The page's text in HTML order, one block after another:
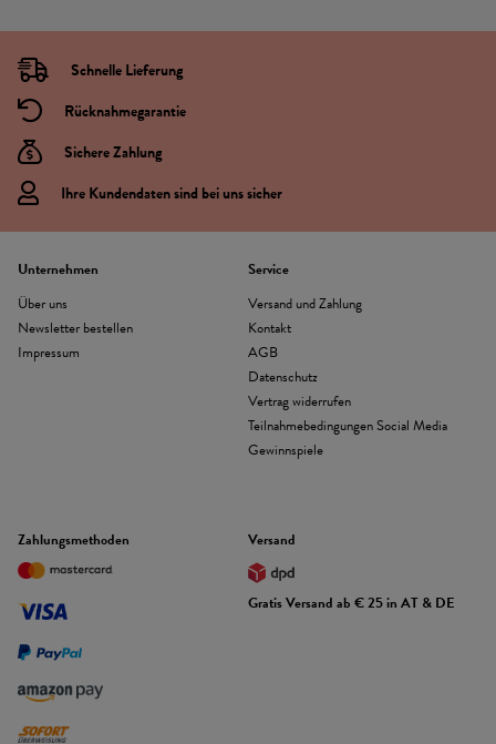
Schnelle Lieferung
Rücknahmegarantie
Sichere Zahlung
Ihre Kundendaten sind bei uns sicher
Unternehmen
Über uns
Newsletter bestellen
Impressum
Service
Versand und Zahlung
Kontakt
AGB
Datenschutz
Vertrag widerrufen
Teilnahmebedingungen Social Media
Gewinnspiele
Zahlungsmethoden Versand
Gratis Versand ab € 25 in AT & DE